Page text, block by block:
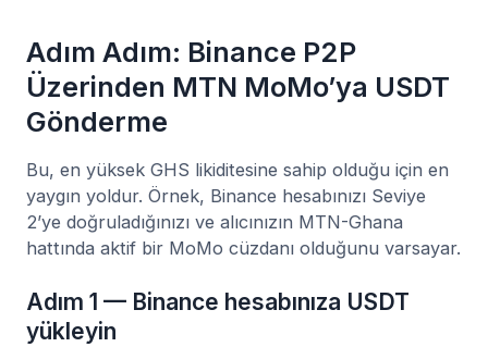
Adım Adım: Binance P2P
Üzerinden MTN MoMo’ya USDT
Gönderme
Bu, en yüksek GHS likiditesine sahip olduğu için en
yaygın yoldur. Örnek, Binance hesabınızı Seviye
2’ye doğruladığınızı ve alıcınızın MTN-Ghana
hattında aktif bir MoMo cüzdanı olduğunu varsayar.
Adım 1 — Binance hesabınıza USDT
yükleyin